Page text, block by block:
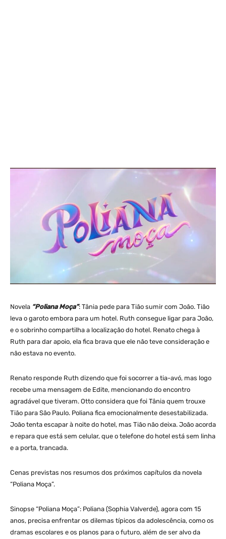
Novela “Poliana Moça”: Tânia pede para Tião sumir com João. Tião
leva o garoto embora para um hotel. Ruth consegue ligar para João,
e o sobrinho compartilha a localização do hotel. Renato chega à
Ruth para dar apoio, ela fica brava que ele não teve consideração e
não estava no evento.
Renato responde Ruth dizendo que foi socorrer a tia-avó, mas logo
recebe uma mensagem de Edite, mencionando do encontro
agradável que tiveram. Otto considera que foi Tânia quem trouxe
Tião para São Paulo. Poliana fica emocionalmente desestabilizada.
João tenta escapar à noite do hotel, mas Tião não deixa. João acorda
e repara que está sem celular, que o telefone do hotel está sem linha
e a porta, trancada.
Cenas previstas nos resumos dos próximos capítulos da novela
“Poliana Moça”.
Sinopse “Poliana Moça”: Poliana (Sophia Valverde), agora com 15
anos, precisa enfrentar os dilemas típicos da adolescência, como os
dramas escolares e os planos para o futuro, além de ser alvo da